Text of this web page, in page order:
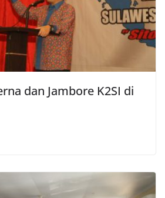
dan Jambore K2SI di